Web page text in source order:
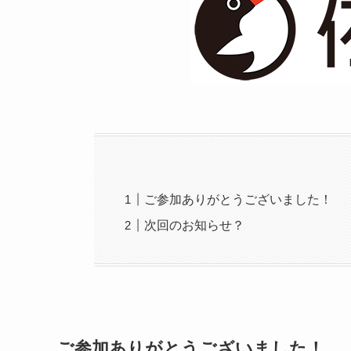
ご参加ありがとうございました！
次回のお知らせ？